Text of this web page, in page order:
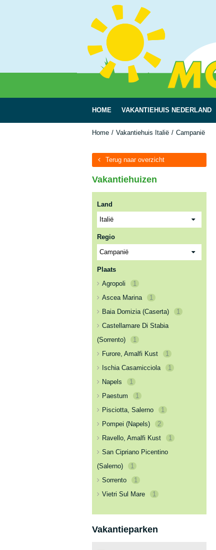
HOME VAKANTIEHUIS NEDERLAND
Home Vakantiehuis Italië Campanië
Terug naar overzicht
Vakantiehuizen
Land
Regio
Plaats
Agropoli
1
Ascea Marina
1
Baia Domizia (Caserta)
1
Castellamare Di Stabia
(Sorrento)
1
Furore, Amalfi Kust
1
Ischia Casamicciola
1
Napels
1
Paestum
1
Pisciotta, Salerno
1
Pompei (Napels)
2
Ravello, Amalfi Kust
1
San Cipriano Picentino
(Salerno)
1
Sorrento
1
Vietri Sul Mare
1
Vakantieparken